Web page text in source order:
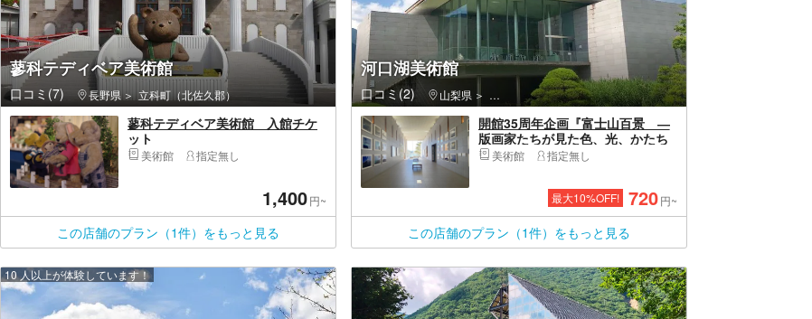
蓼科テディベア美術館
口コミ(7) 長野県 立科町（北佐久郡）
蓼科テディベア美術館 入館チケ
ット
美術館 指定無し
1,400円~
この店舗のプラン（1件）をもっと見る
河口湖美術館
口コミ(2) 山梨県 富士河口湖町（南都留郡）・河口湖、西湖、精進湖、本栖湖
開館35周年企画『富士山百景 ―
版画家たちが見た色、光、かたち
―』美術館 指定無し
最大10%OFF! 720円~
この店舗のプラン（1件）をもっと見る
10 人以上が体験しています！